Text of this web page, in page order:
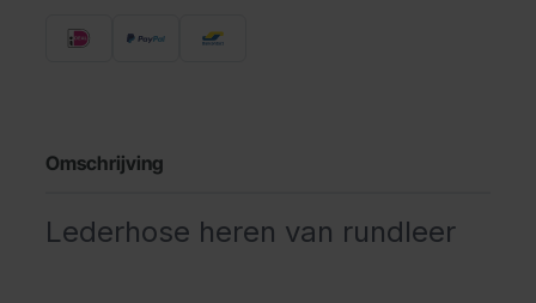
Omschrijving
Lederhose heren van rundleer